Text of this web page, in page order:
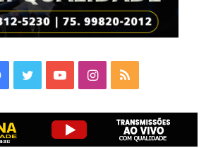
Facebook
TwitterYouTubeInstagram
RSS